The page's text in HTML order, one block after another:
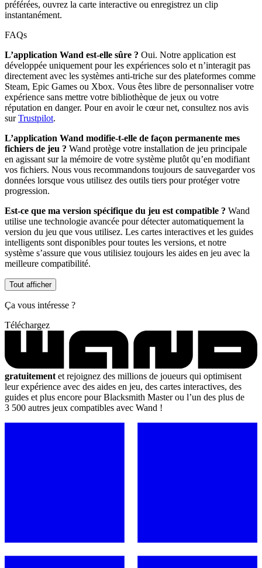
préférées, ouvrez la carte interactive ou enregistrez un clip
instantanément.
FAQs
L’application Wand est-elle sûre ? Oui. Notre application est
développée uniquement pour les expériences solo et n’interagit pas
directement avec les systèmes anti-triche sur des plateformes comme
Steam, Epic Games ou Xbox. Vous êtes libre de personnaliser votre
expérience sans mettre votre bibliothèque de jeux ou votre
réputation en danger. Pour en avoir le cœur net, consultez nos avis
surTrustpilot.
L’application Wand modifie-t-elle de façon permanente mes
fichiers de jeu ? Wand protège votre installation de jeu principale
en agissant sur la mémoire de votre système plutôt qu’en modifiant
vos fichiers. Nous vous recommandons toujours de sauvegarder vos
données lorsque vous utilisez des outils tiers pour protéger votre
progression.
Est-ce que ma version spécifique du jeu est compatible ? Wand
utilise une technologie avancée pour détecter automatiquement la
version du jeu que vous utilisez. Les cartes interactives et les guides
intelligents sont disponibles pour toutes les versions, et notre
système s’assure que vous utilisiez toujours les aides en jeu avec la
meilleure compatibilité.
Tout afficher
Ça vous intéresse ?
Téléchargez
gratuitement et rejoignez des millions de joueurs qui optimisent
leur expérience avec des aides en jeu, des cartes interactives, des
guides et plus encore pour Blacksmith Master ou l’un des plus de
3 500 autres jeux compatibles avec Wand !